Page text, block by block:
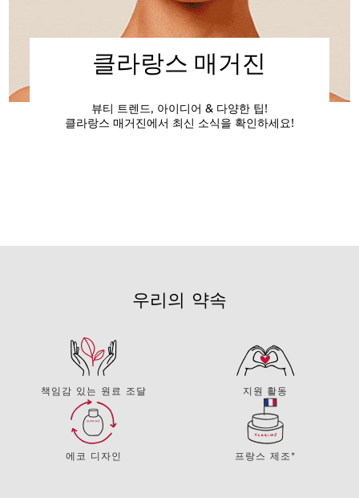
클라랑스 매거진
뷰티 트렌드, 아이디어 & 다양한 팁!
클라랑스 매거진에서 최신 소식을 확인하세요!
우리의 약속
책임감 있는 원료 조달 지원 활동
에코 디자인 프랑스 제조*